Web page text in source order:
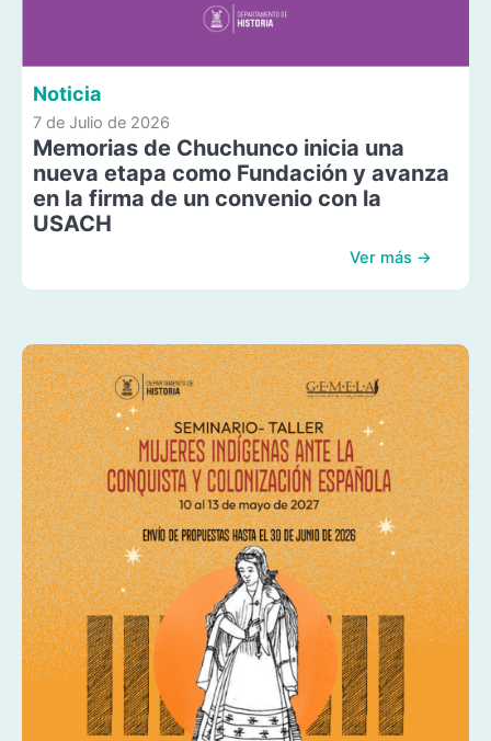
Noticia
7 de Julio de 2026
Memorias de Chuchunco inicia una
nueva etapa como Fundación y avanza
en la firma de un convenio con la
USACH
Ver más →